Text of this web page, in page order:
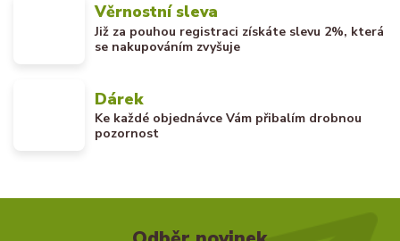
Věrnostní sleva
Již za pouhou registraci získáte slevu 2%, která
se nakupováním zvyšuje
Dárek
Ke každé objednávce Vám přibalím drobnou
pozornost